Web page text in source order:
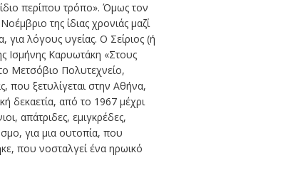
περίπου τρόπο». Όμως τον
της ίδιας χρονιάς μαζί
λόγους υγείας. Ο Σείριος (ή
Ισμήνης Καρυωτάκη «Στους
Μετσόβιο Πολυτεχνείο,
που ξετυλίγεται στην Αθήνα,
δεκαετία, από το 1967 μέχρι
απάτριδες, εμιγκρέδες,
για μια ουτοπία, που
που νοσταλγεί ένα ηρωικό